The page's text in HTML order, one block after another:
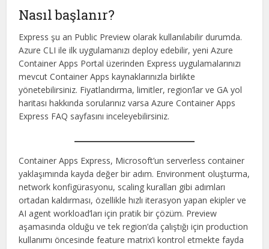
Nasıl başlanır?
Express şu an Public Preview olarak kullanılabilir durumda.
Azure CLI ile ilk uygulamanızı deploy edebilir, yeni Azure
Container Apps Portal üzerinden Express uygulamalarınızı
mevcut Container Apps kaynaklarınızla birlikte
yönetebilirsiniz. Fiyatlandırma, limitler, region’lar ve GA yol
haritası hakkında sorularınız varsa Azure Container Apps
Express FAQ sayfasını inceleyebilirsiniz.
Container Apps Express, Microsoft’un serverless container
yaklaşımında kayda değer bir adım. Environment oluşturma,
network konfigürasyonu, scaling kuralları gibi adımları
ortadan kaldırması, özellikle hızlı iterasyon yapan ekipler ve
AI agent workload’ları için pratik bir çözüm. Preview
aşamasında olduğu ve tek region’da çalıştığı için production
kullanımı öncesinde feature matrix’i kontrol etmekte fayda